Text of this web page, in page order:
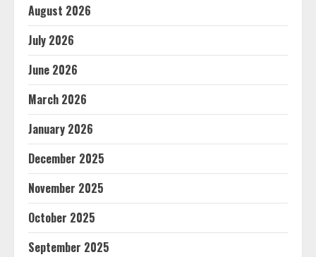
August 2026
July 2026
June 2026
March 2026
January 2026
December 2025
November 2025
October 2025
September 2025